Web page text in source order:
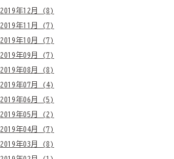
2019年12月 (8)
2019年11月 (7)
2019年10月 (7)
2019年09月 (7)
2019年08月 (8)
2019年07月 (4)
2019年06月 (5)
2019年05月 (2)
2019年04月 (7)
2019年03月 (8)